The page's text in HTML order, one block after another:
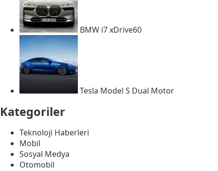
BMW i7 xDrive60
Tesla Model S Dual Motor
Kategoriler
Teknoloji Haberleri
Mobil
Sosyal Medya
Otomobil